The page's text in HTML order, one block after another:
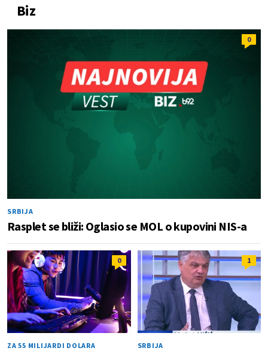
Biz
0
SRBIJA
Rasplet se bliži: Oglasio se MOL o kupovini NIS-a
0
ZA 55 MILIJARDI DOLARA
1
SRBIJA